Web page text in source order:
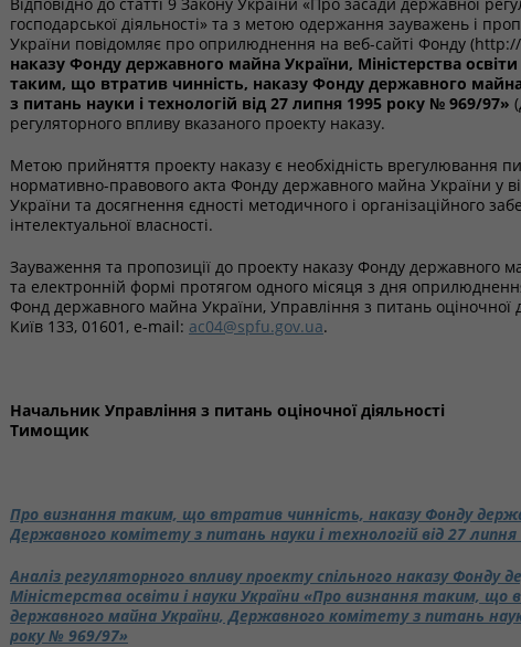
господарської діяльності» та з метою одержання зауважень і
України повідомляє про оприлюднення на веб-сайті Фонду
наказу Фонду державного майна України, Міністерства
таким, що втратив чинність, наказу Фонду державного
з питань науки і технологій від 27 липня 1995 року № 969/97»
регуляторного впливу вказаного проекту наказу.
Метою прийняття проекту наказу є необхідність врегулювання
нормативно-правового акта Фонду державного майна України у
України та досягнення єдності методичного і організаційного
інтелектуальної власності.
Зауваження та пропозиції до проекту наказу Фонду державного
та електронній формі протягом одного місяця з дня
Фонд державного майна України, Управління з питань оціночної
Київ 133, 01601, e-mail: ac04@spfu.gov.ua.
Начальник Управління з питань
Тимощик
Про визнання таким, що втратив чинність, наказу Фонду
Державного комітету з питань науки і технологій від 27
Аналіз регуляторного впливу проекту спільного наказу Фонду
Міністерства освіти і науки України «Про визнання таким,
державного майна України, Державного комітету з питань
року № 969/97»